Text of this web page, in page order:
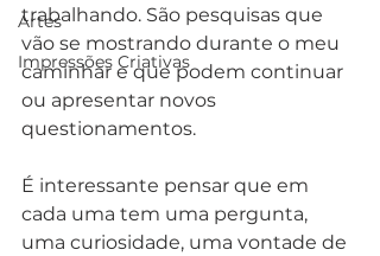
Artes
Impressões Criativas
trabalhando. São pesquisas que
vão se mostrando durante o meu
caminhar e que podem continuar
ou apresentar novos
questionamentos.
É interessante pensar que em
cada uma tem uma pergunta,
uma curiosidade, uma vontade de